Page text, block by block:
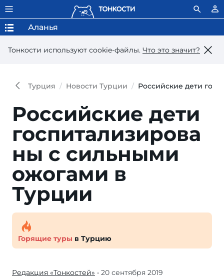
Тонкости используют сookie-файлы. Что это значит?
Аланья
Турция Новости Турции Российские дети
Российские дети
госпитализирова
ны с сильными
ожогами в
Турции
Горящие туры в Турцию
Редакция «Тонкостей» • 20 сентября 2019